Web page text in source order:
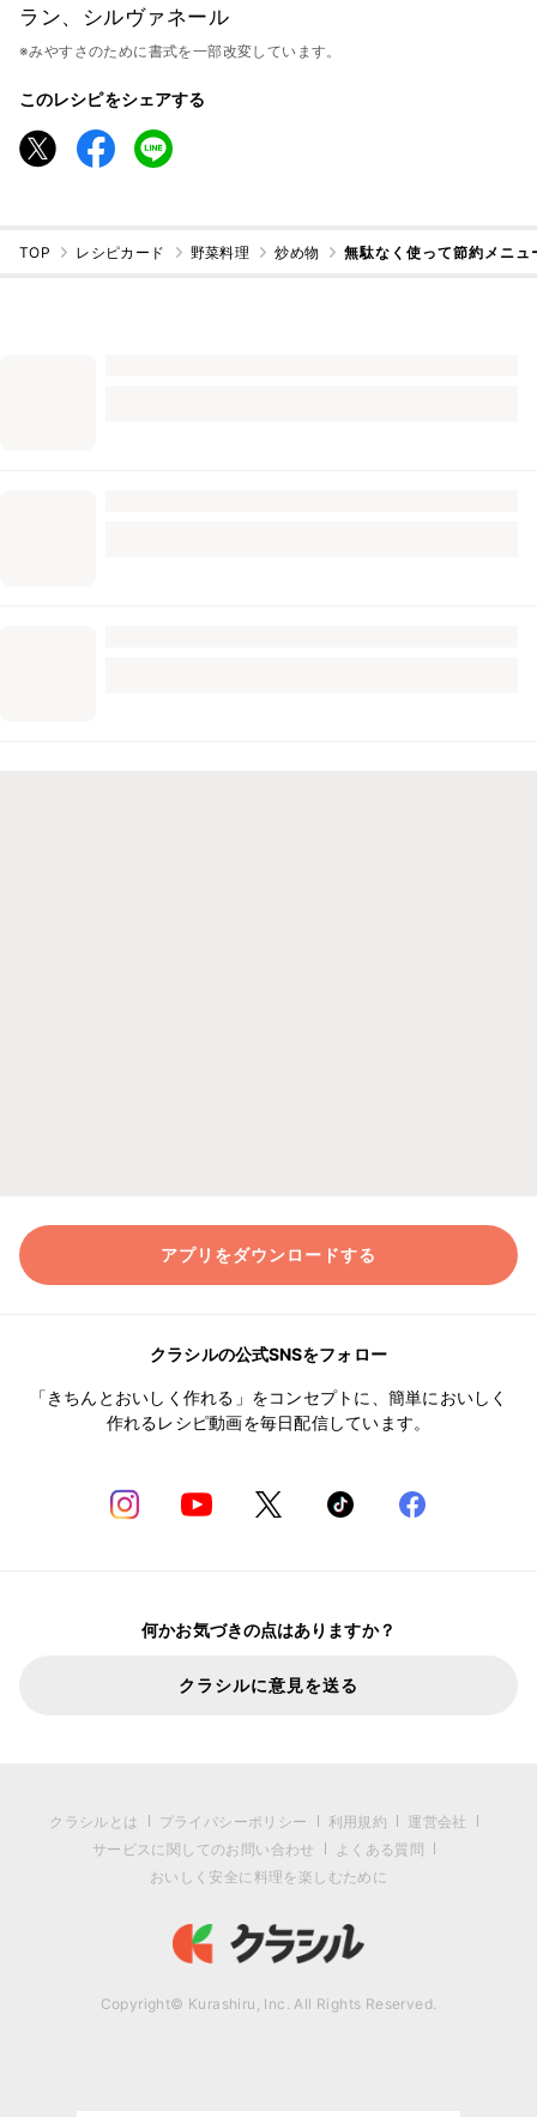
ラン、シルヴァネール
※みやすさのために書式を一部改変しています。
このレシピをシェアする
TOP レシピカード 野菜料理 炒め物 無駄なく使って節約メニ
アプリをダウンロードする
クラシルの公式SNSをフォロー
「きちんとおいしく作れる」をコンセプトに、簡単においしく
作れるレシピ動画を毎日配信しています。
何かお気づきの点はありますか？
クラシルに意見を送る
クラシルとは プライバシーポリシー 利用規約
運営会社
サービスに関してのお問い合わせ
よくある質問
おいしく安全に料理を楽しむために
Copyright© Kurashiru, Inc. All Rights Reserved.